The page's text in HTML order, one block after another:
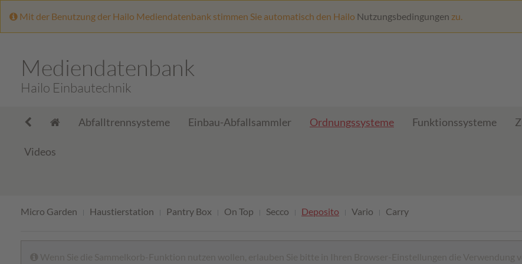
Mit der Benutzung der Hailo Mediendatenbank stimmen Sie automatisch den Hailo Nutzungsbedingungen zu.
Mediendatenbank
Hailo Einbautechnik
Abfalltrennsysteme Einbau-Abfallsammler Ordnungssysteme Funktionssysteme
Videos
Micro Garden Haustierstation Pantry Box On Top Secco Deposito Vario Carry
Wenn Sie die Sammelkorb-Funktion nutzen wollen, erlauben Sie bitte in Ihren Browser-Einstellungen die Verwendung